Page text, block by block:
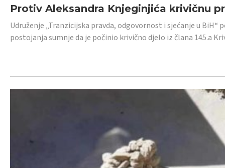
Protiv Aleksandra Knjeginjića krivičnu
Udruženje „Tranzicijska pravda, odgovornost i sjećanje u
postojanja sumnje da je počinio krivično djelo iz člana 145.a